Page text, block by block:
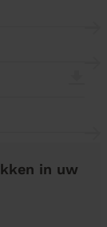
in uw